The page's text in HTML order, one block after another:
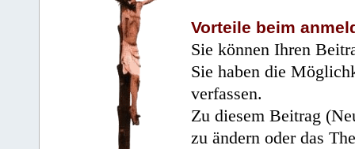
Vorteile beim
Sie können Ihren
Sie haben die
verfassen.
Zu diesem Beitrag
zu ändern oder das